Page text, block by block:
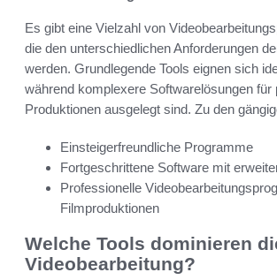
Es gibt eine Vielzahl von
die den unterschiedlichen Anforderungen
werden. Grundlegende Tools eignen sich
während komplexere Softwarelösungen für
Produktionen ausgelegt sind. Zu den
Einsteigerfreundliche Programme
Fortgeschrittene Software mit
Professionelle
Filmproduktionen
Welche Tools dominieren
Videobearbeitung?